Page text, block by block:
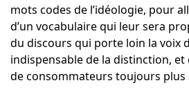
mots codes de l’idéologie, pour
d’un vocabulaire qui leur sera
du discours qui porte loin la voix
indispensable de la distinction, et
de consommateurs toujours plus